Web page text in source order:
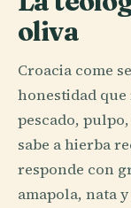
oliva
Croacia come
honestidad
pescado,
sabe a hierba
responde con
amapola, nata